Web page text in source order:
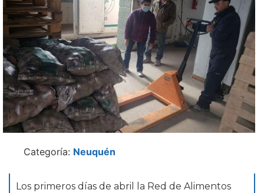
Categoría: Neuquén
Los primeros días de abril la Red de Alimentos